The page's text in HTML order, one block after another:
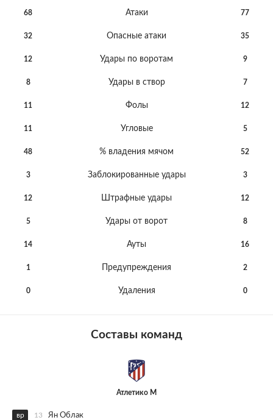
68 Атаки 77
32 Опасные атаки 35
12 Удары по воротам 9
8 Удары в створ 7
11 Фолы 12
11 Угловые 5
48 % владения мячом 52
3 Заблокированные удары 3
12 Штрафные удары 12
5 Удары от ворот 8
14 Ауты 16
1 Предупреждения 2
0 Удаления 0
Составы команд
Атлетико М
вр 13 Ян Облак